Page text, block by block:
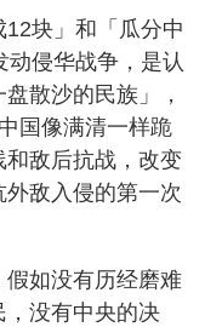
12块」和「瓜分中
动侵华战争，是认
散沙的民族」，
国像满清一样跪
敌后抗战，改变
敌入侵的第一次
如没有历经磨难
没有中央的决